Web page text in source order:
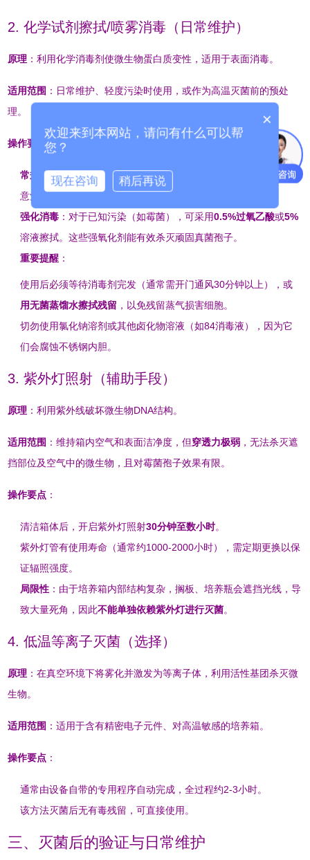
2. 化学试剂擦拭/喷雾消毒（日常维护）
原理 ：利用化学消毒剂使微生物蛋白质变性，适用于表面消毒。
适用范围 ：日常维护、轻度污染时使用，或作为高温灭菌前的预处
理。
操作要点：
常规消毒：用75%医用酒精或3‰新洁尔灭
。注
意酒精挥发较快，需确保与表面充分接触。
强化消毒 ：对于已知污染（如霉菌），可采用0.5%过氧乙酸或5%
溶液擦拭。这些强氧化剂能有效杀灭顽固真菌孢子。
重要提醒 ：
使用后必须等待消毒剂完发（通常需开门通风30分钟以上），或
用无菌蒸馏水擦拭残留 ，以免残留蒸气损害细胞。
切勿使用氯化钠溶剂或其他卤化物溶液（如84消毒液），因为它
们会腐蚀不锈钢内胆。
3. 紫外灯照射（辅助手段）
原理 ：利用紫外线破坏微生物DNA结构。
适用范围 ：维持箱内空气和表面洁净度，但穿透力极弱 ，无法杀灭遮
挡部位及空气中的微生物，且对霉菌孢子效果有限。
操作要点 ：
清洁箱体后，开启紫外灯照射30分钟至数小时。
紫外灯管有使用寿命（通常约1000-2000小时），需定期更换以保
证辐照强度。
局限性 ：由于培养箱内部结构复杂，搁板、培养瓶会遮挡光线，导
致大量死角，因此不能单独依赖紫外灯进行灭菌。
4. 低温等离子灭菌（选择）
原理 ：在真空环境下将雾化并激发为等离子体，利用活性基团杀灭微
生物。
适用范围 ：适用于含有精密电子元件、对高温敏感的培养箱。
操作要点 ：
通常由设备自带的专用程序自动完成，全过程约2-3小时。
该方法灭菌后无有毒残留，可直接使用 。
三、灭菌后的验证与日常维护
×
欢迎来到本网站，请问有什么可以帮
您？
现在咨询 稍后再说